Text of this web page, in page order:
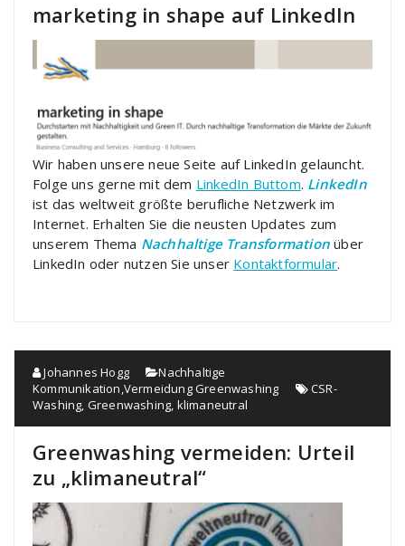
marketing in shape auf LinkedIn
Wir haben unsere neue Seite auf LinkedIn gelauncht.
Folge uns gerne mit dem LinkedIn Buttom. LinkedIn
ist das weltweit größte berufliche Netzwerk im
Internet. Erhalten Sie die neusten Updates zum
unserem Thema Nachhaltige Transformation über
LinkedIn oder nutzen Sie unser Kontaktformular.
Johannes Hogg
Nachhaltige
Kommunikation,Vermeidung Greenwashing
CSR-
Washing, Greenwashing, klimaneutral
Greenwashing vermeiden: Urteil
zu „klimaneutral“